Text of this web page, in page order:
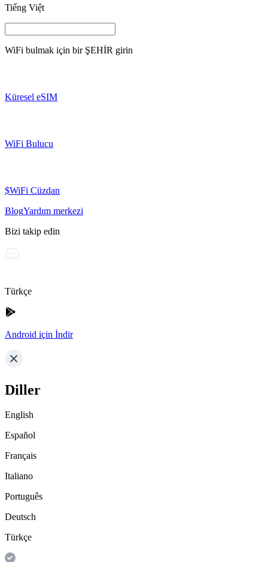
Tiếng Việt
WiFi bulmak için bir ŞEHİR girin
Küresel eSIM
WiFi Bulucu
$WiFi Cüzdan
BlogYardım merkezi
Bizi takip edin
Türkçe
Android için İndir
Diller
English
Español
Français
Italiano
Português
Deutsch
Türkçe